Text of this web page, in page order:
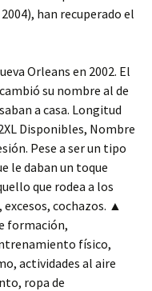
han recuperado el
Orleans en 2002. El
su nombre al de
a casa. Longitud
Disponibles, Nombre
Pese a ser un tipo
le daban un toque
que rodea a los
excesos, cochazos. ▲
formación,
físico,
actividades al aire
ropa de